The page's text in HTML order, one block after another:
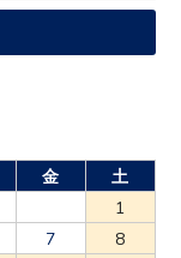
金
土
1
7
8